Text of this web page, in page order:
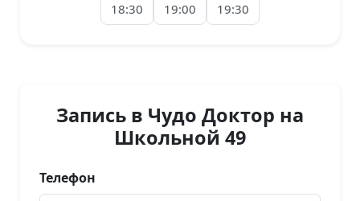
18:30
19:00 19:30
Запись в Чудо Доктор на
Школьной 49
Телефон